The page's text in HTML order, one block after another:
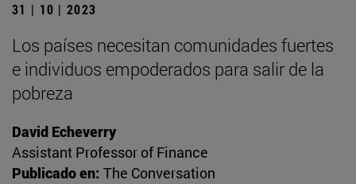
31 | 10 | 2023
Los países necesitan comunidades fuertes
e individuos empoderados para salir de la
pobreza
David Echeverry
Assistant Professor of Finance
Publicado en: The Conversation